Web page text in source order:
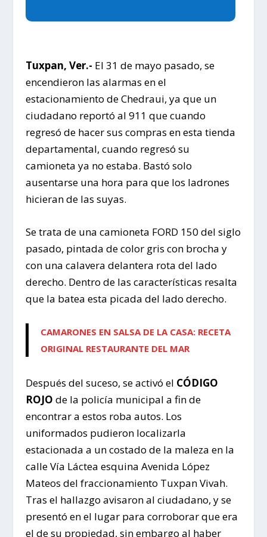
Tuxpan, Ver.- El 31 de mayo pasado, se
encendieron las alarmas en el
estacionamiento de Chedraui, ya que un
ciudadano reportó al 911 que cuando
regresó de hacer sus compras en esta tienda
departamental, cuando regresó su
camioneta ya no estaba. Bastó solo
ausentarse una hora para que los ladrones
hicieran de las suyas.
Se trata de una camioneta FORD 150 del siglo
pasado, pintada de color gris con brocha y
con una calavera delantera rota del lado
derecho. Dentro de las características resalta
que la batea esta picada del lado derecho.
CAMARONES EN SALSA DE LA CASA: RECETA
ORIGINAL RESTAURANTE DEL MAR
Después del suceso, se activó el CÓDIGO
ROJO de la policía municipal a fin de
encontrar a estos roba autos. Los
uniformados pudieron localizarla
estacionada a un costado de la maleza en la
calle Vía Láctea esquina Avenida López
Mateos del fraccionamiento Tuxpan Vivah.
Tras el hallazgo avisaron al ciudadano, y se
presentó en el lugar para corroborar que era
el de su propiedad, sin embargo al haber